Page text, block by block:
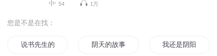
54 1万
您是不是在找：
说书先生的鬼故事 阴天的故事 我还是阴阳先生